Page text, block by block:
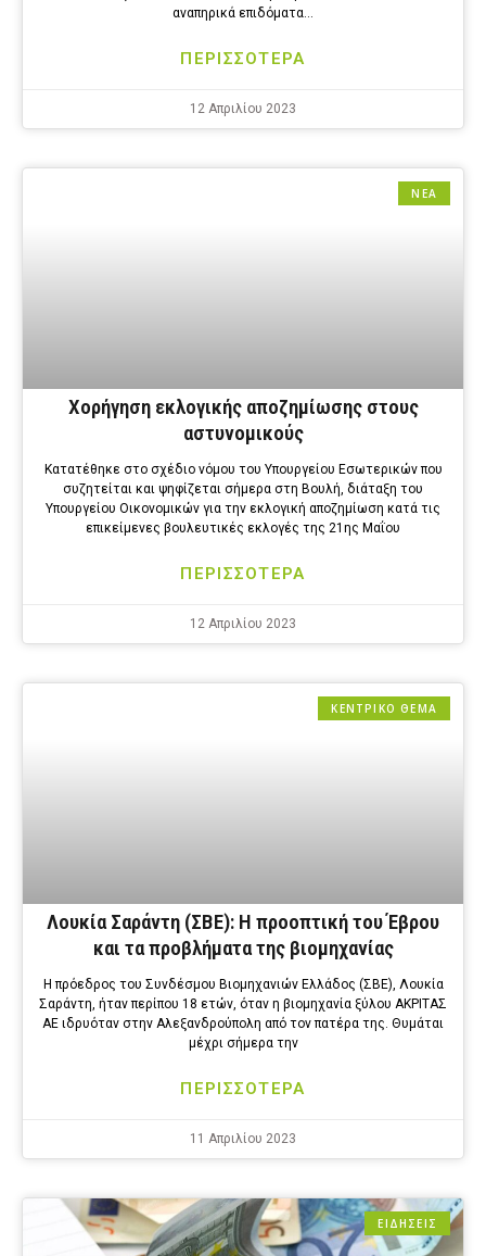
αναπηρικά επιδόματα…
ΠΕΡΙΣΣΟΤΕΡΑ
12 Απριλίου 2023
ΝΕΑ
Χορήγηση εκλογικής αποζημίωσης στους
αστυνομικούς
Κατατέθηκε στο σχέδιο νόμου του Υπουργείου Εσωτερικών που
συζητείται και ψηφίζεται σήμερα στη Βουλή, διάταξη του
Υπουργείου Οικονομικών για την εκλογική αποζημίωση κατά τις
επικείμενες βουλευτικές εκλογές της 21ης Μαΐου
ΠΕΡΙΣΣΟΤΕΡΑ
12 Απριλίου 2023
ΚΕΝΤΡΙΚΟ ΘΕΜΑ
Λουκία Σαράντη (ΣΒΕ): Η προοπτική του Έβρου
και τα προβλήματα της βιομηχανίας
Η πρόεδρος του Συνδέσμου Βιομηχανιών Ελλάδος (ΣΒΕ), Λουκία
Σαράντη, ήταν περίπου 18 ετών, όταν η βιομηχανία ξύλου ΑΚΡΙΤΑΣ
ΑΕ ιδρυόταν στην Αλεξανδρούπολη από τον πατέρα της. Θυμάται
μέχρι σήμερα την
ΠΕΡΙΣΣΟΤΕΡΑ
11 Απριλίου 2023
ΕΙΔΗΣΕΙΣ